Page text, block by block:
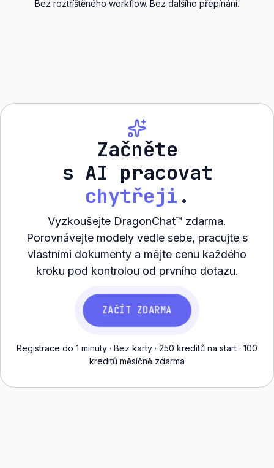
Bez roztříštěného workflow. Bez dalšího přepínání.
Začněte
s AI pracovat
chytřeji .
Vyzkoušejte DragonChat™ zdarma.
Porovnávejte modely vedle sebe, pracujte s
vlastními dokumenty a mějte cenu každého
kroku pod kontrolou od prvního dotazu.
ZAČÍT ZDARMA
Registrace do 1 minuty · Bez karty · 250 kreditů na start · 100
kreditů měsíčně zdarma